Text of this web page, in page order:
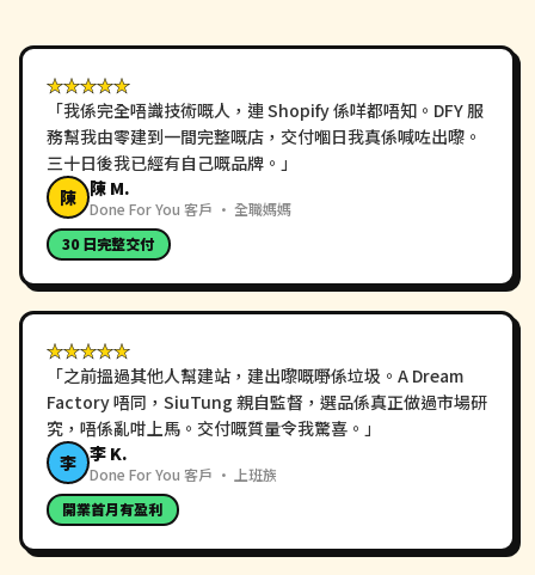
★★★★★
「我係完全唔識技術嘅人，連 Shopify 係咩都唔知。DFY 服
務幫我由零建到一間完整嘅店，交付嗰日我真係喊咗出嚟。
三十日後我已經有自己嘅品牌。 」
陳 陳 M.
Done For You 客戶 · 全職媽媽
30 日完整交付
★★★★★
「之前搵過其他人幫建站，建出嚟嘅嘢係垃圾。A Dream
Factory 唔同，SiuTung 親自監督，選品係真正做過市場研
究，唔係亂咁上馬。交付嘅質量令我驚喜。 」
李 李 K.
Done For You 客戶 · 上班族
開業首月有盈利